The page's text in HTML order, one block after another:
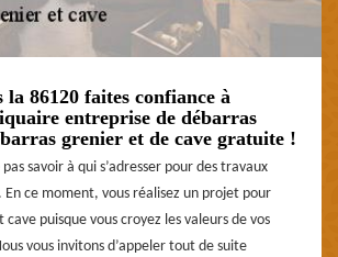
86120 faites confiance à
entreprise de débarras
grenier et de cave gratuite !
savoir à qui s’adresser pour des travaux
En ce moment, vous réalisez un projet pour
puisque vous croyez les valeurs de vos
vous invitons d’appeler tout de suite